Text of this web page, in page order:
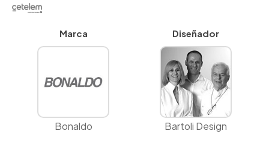
Marca
Bonaldo
Diseñador
Bartoli Design